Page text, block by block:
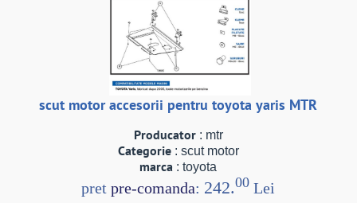
scut motor accesorii pentru toyota yaris MTR
Producator: mtr
Categorie: scut motor
marca : toyota
pretpre-comanda: 242.00 Lei